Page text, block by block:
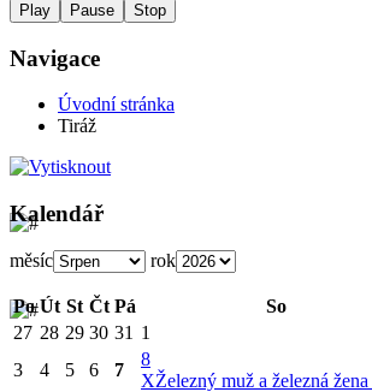
Play Pause Stop
Navigace
Úvodní stránka
Tiráž
Kalendář
měsíc rok
Po Út St Čt Pá So
27 28 29 30 31 1
3
4 5 6 7
8
XŽelezný muž a železná